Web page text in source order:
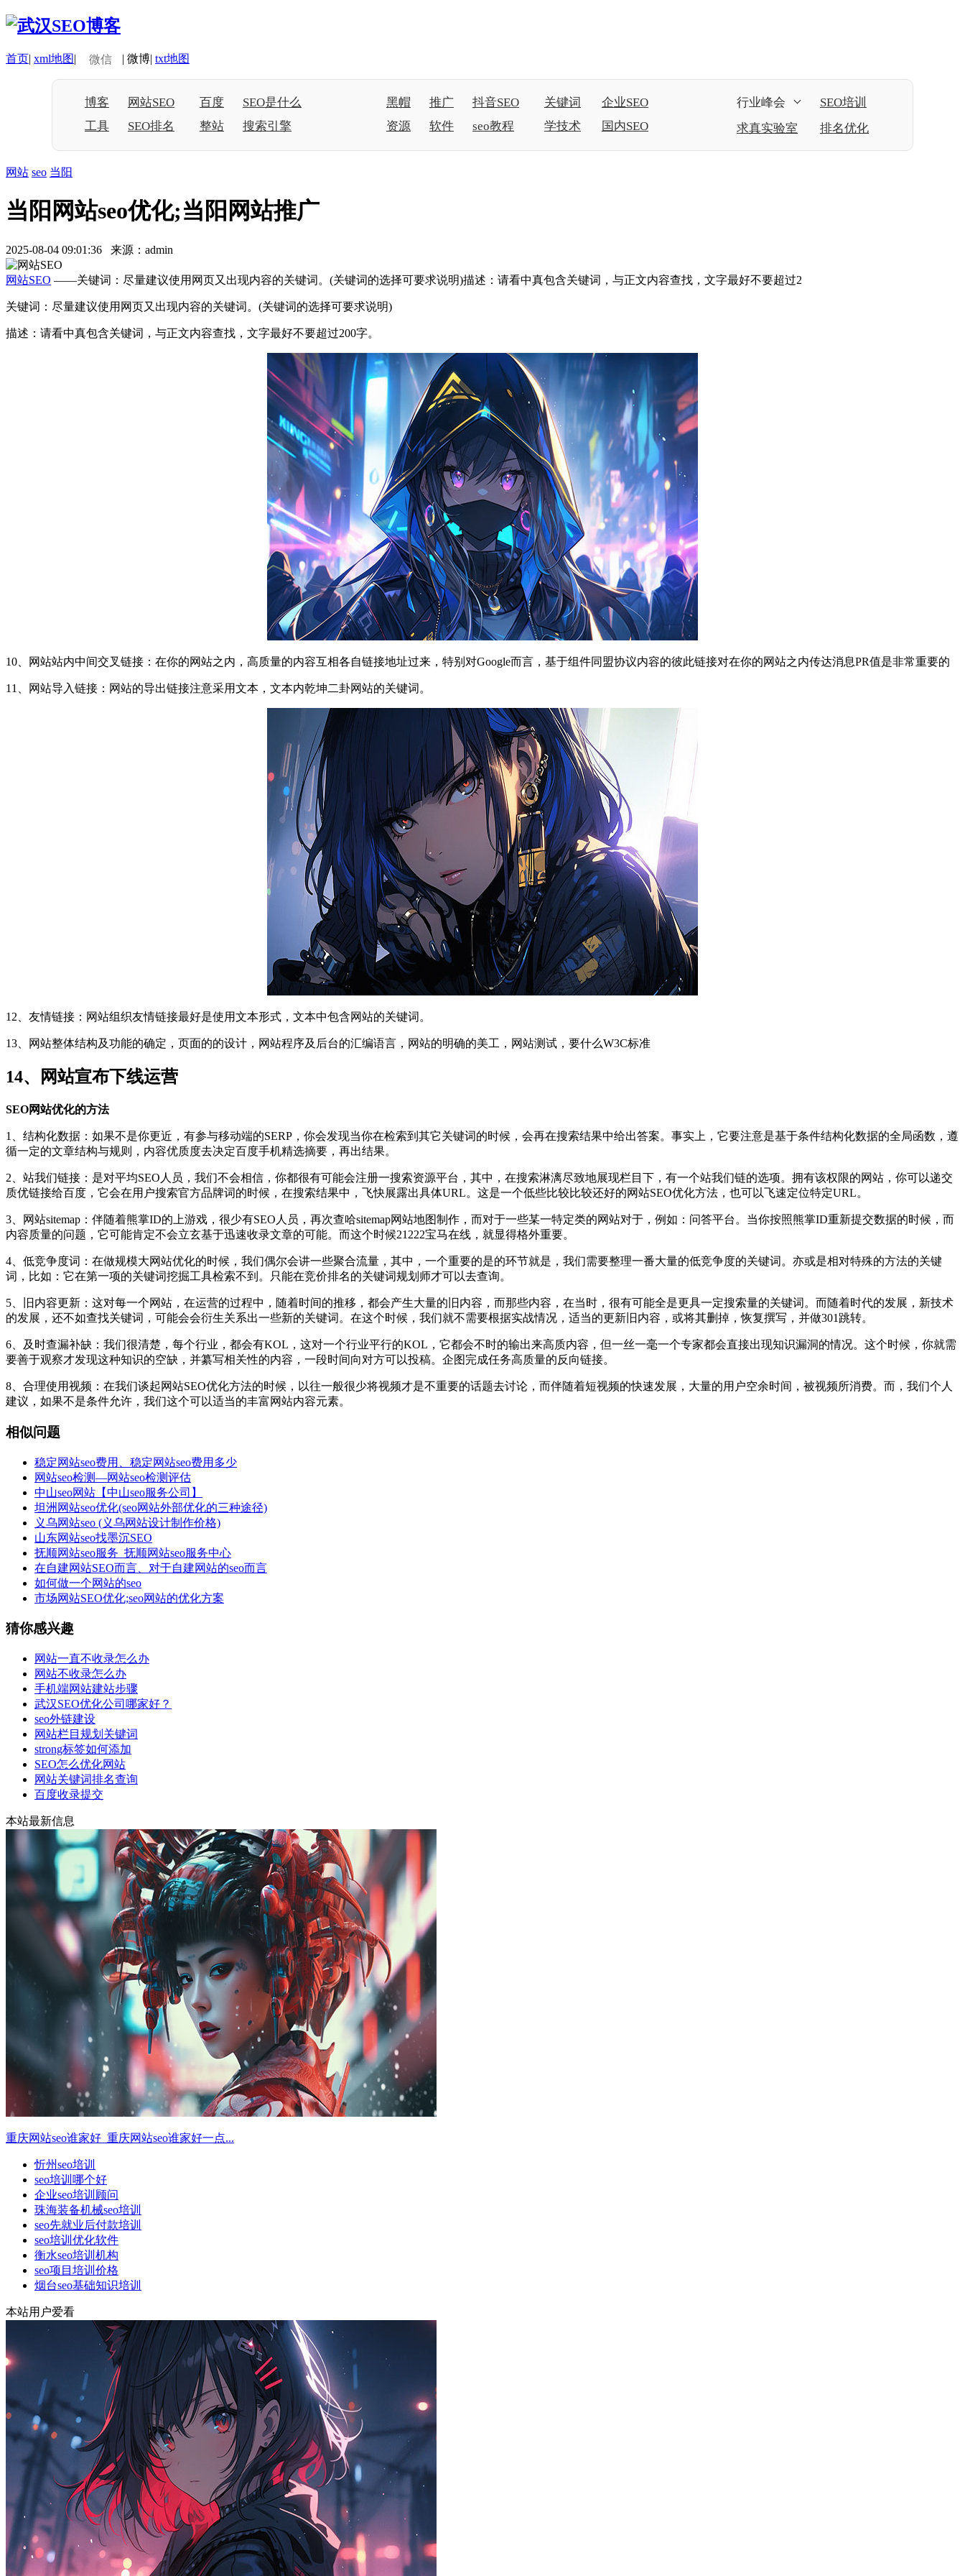
首页| xml地图| 微信 | 微博| txt地图
博客 网站SEO 百度
SEO是什么
工具
SEO排名 整站 搜索引擎
黑帽 推广 抖音SEO 关键词
企业SEO
资源
软件 seo教程 学技术 国内SEO
行业峰会
SEO培训
求真实验室
排名优化
网站 seo 当阳
当阳网站seo优化;当阳网站推广
2025-08-04 09:01:36 来源：admin
网站SEO ——关键词：尽量建议使用网页又出现内容的关键词。(关键词的选择可要求说明)描述：请看中真包含关键词，与正文内容查找，文字最好不要超过2
关键词：尽量建议使用网页又出现内容的关键词。(关键词的选择可要求说明)
描述：请看中真包含关键词，与正文内容查找，文字最好不要超过200字。
10、网站站内中间交叉链接：在你的网站之内，高质量的内容互相各自链接地址过来，特别对Google而言，基于组件同盟协议内容的彼此链接对在你的网站之内传达消息PR值是非常重要的
11、网站导入链接：网站的导出链接注意采用文本，文本内乾坤二卦网站的关键词。
12、友情链接：网站组织友情链接最好是使用文本形式，文本中包含网站的关键词。
13、网站整体结构及功能的确定，页面的的设计，网站程序及后台的汇编语言，网站的明确的美工，网站测试，要什么W3C标准
14、网站宣布下线运营
SEO网站优化的方法
1、结构化数据：如果不是你更近，有参与移动端的SERP，你会发现当你在检索到其它关键词的时候，会再在搜索结果中给出答案。事实上，它要注意是基于条件结构化数据的全局函数，遵
循一定的文章结构与规则，内容优质度去决定百度手机精选摘要，再出结果。
2、站我们链接：是对平均SEO人员，我们不会相信，你都很有可能会注册一搜索资源平台，其中，在搜索淋漓尽致地展现栏目下，有一个站我们链的选项。拥有该权限的网站，你可以递交
质优链接给百度，它会在用户搜索官方品牌词的时候，在搜索结果中，飞快展露出具体URL。这是一个低些比较比较还好的网站SEO优化方法，也可以飞速定位特定URL。
3、网站sitemap：伴随着熊掌ID的上游戏，很少有SEO人员，再次查哈sitemap网站地图制作，而对于一些某一特定类的网站对于，例如：问答平台。当你按照熊掌ID重新提交数据的时候，而
内容质量的问题，它可能肯定不会立玄基于迅速收录文章的可能。而这个时候21222宝马在线，就显得格外重要。
4、低竞争度词：在做规模大网站优化的时候，我们偶尔会讲一些聚合流量，其中，一个重要的是的环节就是，我们需要整理一番大量的低竞争度的关键词。亦或是相对特殊的方法的关键
词，比如：它在第一项的关键词挖掘工具检索不到。只能在竞价排名的关键词规划师才可以去查询。
5、旧内容更新：这对每一个网站，在运营的过程中，随着时间的推移，都会产生大量的旧内容，而那些内容，在当时，很有可能全是更具一定搜索量的关键词。而随着时代的发展，新技术
的发展，还不如查找关键词，可能会会衍生关系出一些新的关键词。在这个时候，我们就不需要根据实战情况，适当的更新旧内容，或将其删掉，恢复撰写，并做301跳转。
6、及时查漏补缺：我们很清楚，每个行业，都会有KOL，这对一个行业平行的KOL，它都会不时的输出来高质内容，但一丝一毫一个专家都会直接出现知识漏洞的情况。这个时候，你就需
要善于观察才发现这种知识的空缺，并纂写相关性的内容，一段时间向对方可以投稿。企图完成任务高质量的反向链接。
8、合理使用视频：在我们谈起网站SEO优化方法的时候，以往一般很少将视频才是不重要的话题去讨论，而伴随着短视频的快速发展，大量的用户空余时间，被视频所消费。而，我们个人
建议，如果不是条件允许，我们这个可以适当的丰富网站内容元素。
相似问题
稳定网站seo费用、稳定网站seo费用多少
网站seo检测—网站seo检测评估
中山seo网站【中山seo服务公司】
坦洲网站seo优化(seo网站外部优化的三种途径)
义乌网站seo (义乌网站设计制作价格)
山东网站seo找墨沉SEO
抚顺网站seo服务_抚顺网站seo服务中心
在自建网站SEO而言、对于自建网站的seo而言
如何做一个网站的seo
市场网站SEO优化;seo网站的优化方案
猜你感兴趣
网站一直不收录怎么办
网站不收录怎么办
手机端网站建站步骤
武汉SEO优化公司哪家好？
seo外链建设
网站栏目规划关键词
strong标签如何添加
SEO怎么优化网站
网站关键词排名查询
百度收录提交
本站最新信息
重庆网站seo谁家好_重庆网站seo谁家好一点...
忻州seo培训
seo培训哪个好
企业seo培训顾问
珠海装备机械seo培训
seo先就业后付款培训
seo培训优化软件
衡水seo培训机构
seo项目培训价格
烟台seo基础知识培训
本站用户爱看